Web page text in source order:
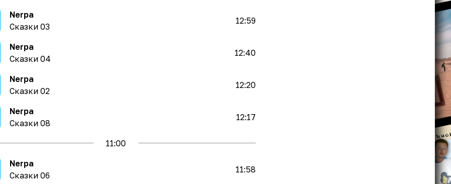
Nerpa
Сказки 03
12:59
Nerpa
Сказки 04
12:40
Nerpa
Сказки 02
12:20
Nerpa
Сказки 08
12:17
11:00
Nerpa
Сказки 06
11:58